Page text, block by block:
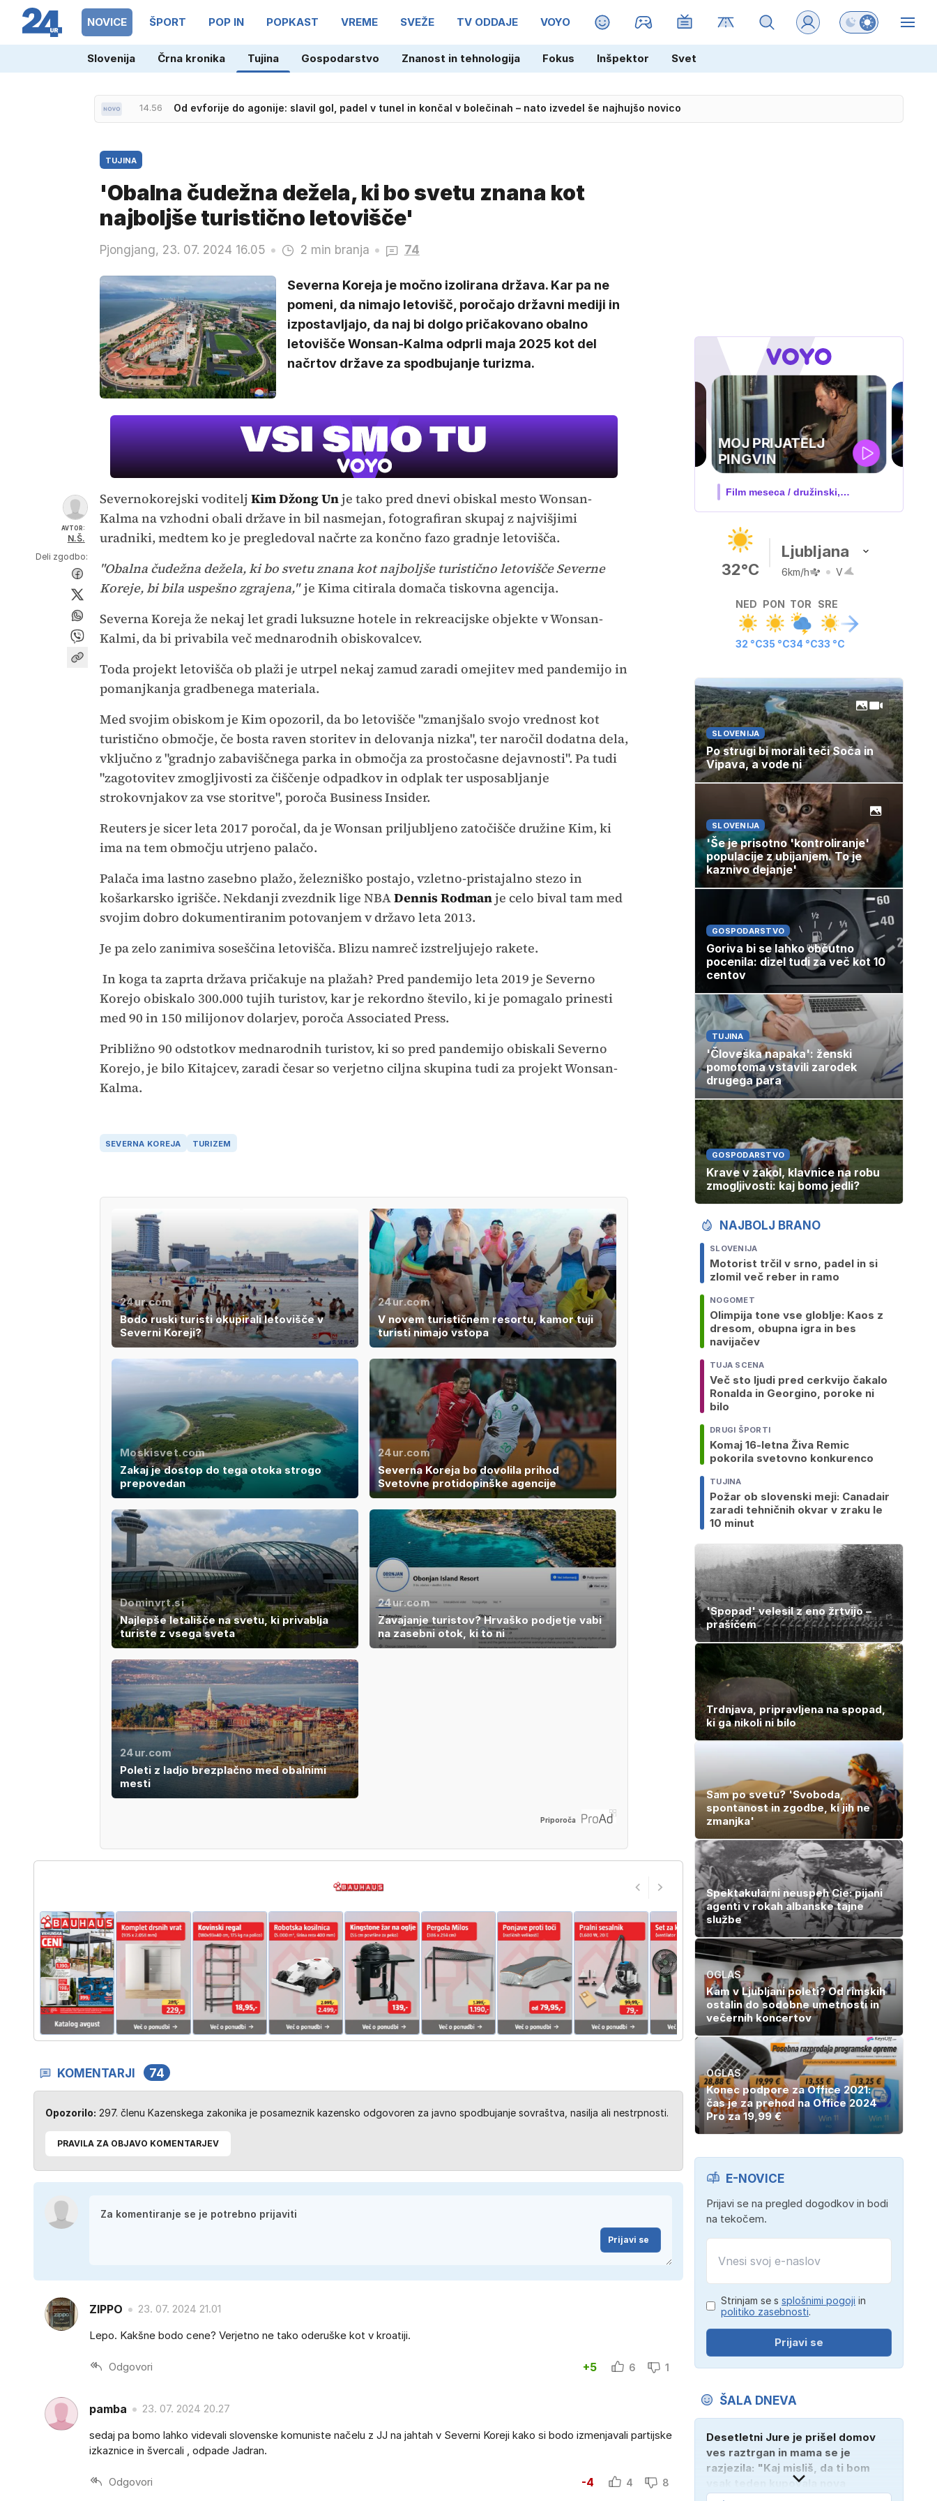
NOVICE ŠPORT POP IN POPKAST VREME SVEŽE TV ODDAJE VOYO MAGAZIN Preklopi barvni
Slovenija Črna kronika Tujina Gospodarstvo Znanost in tehnologija Fokus Inšpektor Svet
14.56 Od evforije do agonije: slavil gol, padel v tunel in končal v bolečinah – nato izvedel še najhujšo novico
TUJINA
'Obalna čudežna dežela, ki bo svetu znana kot
najboljše turistično letovišče'
Pjongjang, 23. 07. 2024 16.05 2 min branja 74
Severna Koreja je močno izolirana država. Kar pa ne
pomeni, da nimajo letovišč, poročajo državni mediji in
izpostavljajo, da naj bi dolgo pričakovano obalno
letovišče Wonsan-Kalma odprli maja 2025 kot del
načrtov države za spodbujanje turizma.
AVTOR:
N.Š.
Deli zgodbo:
Severnokorejski voditelj Kim Džong Unje tako pred dnevi obiskal mesto Wonsan-
Kalma na vzhodni obali države in bil nasmejan, fotografiran skupaj z najvišjimi
uradniki, medtem ko je pregledoval načrte za končno fazo gradnje letovišča.
"Obalna čudežna dežela, ki bo svetu znana kot najboljše turistično letovišče Severne
Koreje, bi bila uspešno zgrajena,"je Kima citirala domača tiskovna agencija.
Severna Koreja že nekaj let gradi luksuzne hotele in rekreacijske objekte v Wonsan-
Kalmi, da bi privabila več mednarodnih obiskovalcev.
Toda projekt letovišča ob plaži je utrpel nekaj zamud zaradi omejitev med pandemijo in
pomanjkanja gradbenega materiala.
Med svojim obiskom je Kim opozoril, da bo letovišče "zmanjšalo svojo vrednost kot
turistično območje, če bosta raven storitev in delovanja nizka", ter naročil dodatna dela,
vključno z "gradnjo zabaviščnega parka in območja za prostočasne dejavnosti". Pa tudi
"zagotovitev zmogljivosti za čiščenje odpadkov in odplak ter usposabljanje
strokovnjakov za vse storitve", poroča Business Insider.
Reuters je sicer leta 2017 poročal, da je Wonsan priljubljeno zatočišče družine Kim, ki
ima na tem območju utrjeno palačo.
Palača ima lastno zasebno plažo, železniško postajo, vzletno-pristajalno stezo in
košarkarsko igrišče. Nekdanji zvezdnik lige NBADennis Rodmanje celo bival tam med
svojim dobro dokumentiranim potovanjem v državo leta 2013.
Je pa zelo zanimiva soseščina letovišča. Blizu namreč izstreljujejo rakete.
In koga ta zaprta država pričakuje na plažah? Pred pandemijo leta 2019 je Severno
Korejo obiskalo 300.000 tujih turistov, kar je rekordno število, ki je pomagalo prinesti
med 90 in 150 milijonov dolarjev, poroča Associated Press.
Približno 90 odstotkov mednarodnih turistov, ki so pred pandemijo obiskali Severno
Korejo, je bilo Kitajcev, zaradi česar so verjetno ciljna skupina tudi za projekt Wonsan-
Kalma.
SEVERNA KOREJA TURIZEM
24ur.com
Bodo ruski turisti okupirali letovišče v
Severni Koreji?
24ur.com
V novem turističnem resortu, kamor tuji
turisti nimajo vstopa
Moskisvet.com
Zakaj je dostop do tega otoka strogo
prepovedan
24ur.com
Severna Koreja bo dovolila prihod
Svetovne protidopinške agencije
Dominvrt.si
Najlepše letališče na svetu, ki privablja
turiste z vsega sveta
24ur.com
Zavajanje turistov? Hrvaško podjetje vabi
na zasebni otok, ki to ni
24ur.com
Poleti z ladjo brezplačno med obalnimi
mesti
Priporoča
KOMENTARJI 74
Opozorilo: 297. členu Kazenskega zakonika je posameznik kazensko odgovoren za javno spodbujanje sovraštva, nasilja ali nestrpnosti.
PRAVILA ZA OBJAVO KOMENTARJEV
Prijavi se
ZIPPO
23. 07. 2024 21.01
Lepo. Kakšne bodo cene? Verjetno ne tako oderuške kot v kroatiji.
Odgovori +5 6 1
pamba
23. 07. 2024 20.27
sedaj pa bomo lahko videvali slovenske komuniste načelu z JJ na jahtah v Severni Koreji kako si bodo izmenjavali partijske
izkaznice in švercali , odpade Jadran.
Odgovori -4 4 8
UEFA
SUPERPOKAL
V živo na VOYO: sreda ob 20.30
32°C
Ljubljana
6km/h V
NED
32 °C
PON
35 °C
TOR
34 °C
SRE
33 °C
SLOVENIJA
Po strugi bi morali teči Soča in
Vipava, a vode ni
SLOVENIJA
'Še je prisotno 'kontroliranje'
populacije z ubijanjem. To je
kaznivo dejanje'
GOSPODARSTVO
Goriva bi se lahko občutno
pocenila: dizel tudi za več kot 10
centov
TUJINA
'Človeška napaka': ženski
pomotoma vstavili zarodek
drugega para
GOSPODARSTVO
Krave v zakol, klavnice na robu
zmogljivosti: kaj bomo jedli?
NAJBOLJ BRANO
SLOVENIJA
Motorist trčil v srno, padel in si
zlomil več reber in ramo
NOGOMET
Olimpija tone vse globlje: Kaos z
dresom, obupna igra in bes
navijačev
TUJA SCENA
Več sto ljudi pred cerkvijo čakalo
Ronalda in Georgino, poroke ni
bilo
DRUGI ŠPORTI
Komaj 16-letna Živa Remic
pokorila svetovno konkurenco
TUJINA
Požar ob slovenski meji: Canadair
zaradi tehničnih okvar v zraku le
10 minut
'Spopad' velesil z eno žrtvijo –
prašičem
Trdnjava, pripravljena na spopad,
ki ga nikoli ni bilo
Sam po svetu? 'Svoboda,
spontanost in zgodbe, ki jih ne
zmanjka'
Spektakularni neuspeh Cie: pijani
agenti v rokah albanske tajne
službe
OGLAS
Kam v Ljubljani poleti? Od rimskih
ostalin do sodobne umetnosti in
večernih koncertov
OGLAS
Konec podpore za Office 2021:
čas je za prehod na Office 2024
Pro za 19,99 €
E-NOVICE
Prijavi se na pregled dogodkov in bodi
na tekočem.
Strinjam se s splošnimi pogoji in
politiko zasebnosti.
Prijavi se
ŠALA DNEVA
Desetletni Jure je prišel domov
ves raztrgan in mama se je
razjezila: "Kaj misliš, da ti bom
vsak teden kupovala nova